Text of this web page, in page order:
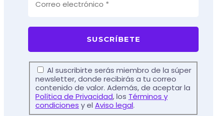
Al suscribirte serás miembro de la súper
newsletter, donde recibirás a tu correo
contenido de valor. Además, de aceptar la
Política de Privacidad, los Términos y
condiciones y el Aviso legal.